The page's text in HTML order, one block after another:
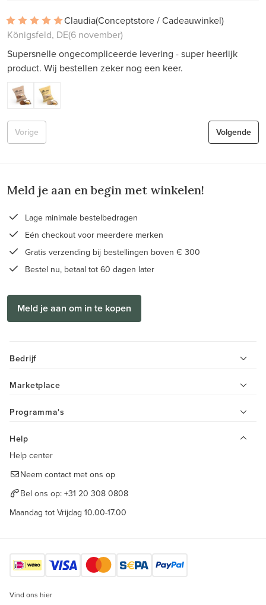
Claudia(Conceptstore / Cadeauwinkel)
Königsfeld, DE(6 november)
Supersnelle ongecompliceerde levering - super heerlijk
product. Wij bestellen zeker nog een keer.
Volgende
Vorige
Meld je aan en begin met winkelen!
Lage minimale bestelbedragen
Eén checkout voor meerdere merken
Gratis verzending bij bestellingen boven € 300
Bestel nu, betaal tot 60 dagen later
Meld je aan om in te kopen
Bedrijf
Marketplace
Programma's
Help
Help center
Neem contact met ons op
Bel ons op: +31 20 308 0808
Maandag tot Vrijdag 10.00-17.00
Vind ons hier